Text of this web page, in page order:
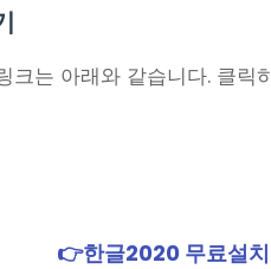
크는 아래와 같습니다. 클릭
👉한글2020 무료설